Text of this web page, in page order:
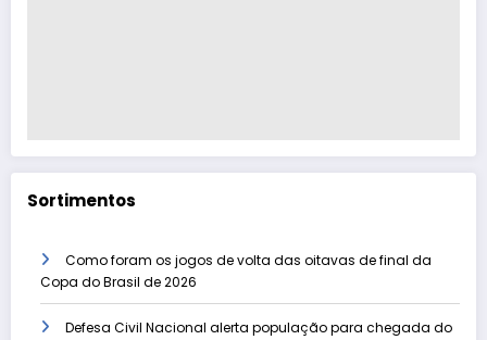
Sortimentos
Como foram os jogos de volta das oitavas de final da
Copa do Brasil de 2026
Defesa Civil Nacional alerta população para chegada do